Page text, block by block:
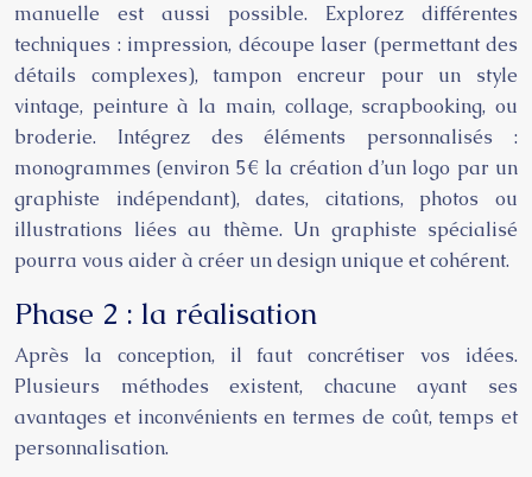
manuelle est aussi possible. Explorez différentes
techniques : impression, découpe laser (permettant des
détails complexes), tampon encreur pour un style
vintage, peinture à la main, collage, scrapbooking, ou
broderie. Intégrez des éléments personnalisés :
monogrammes (environ 5€ la création d’un logo par un
graphiste indépendant), dates, citations, photos ou
illustrations liées au thème. Un graphiste spécialisé
pourra vous aider à créer un design unique et cohérent.
Phase 2 : la réalisation
Après la conception, il faut concrétiser vos idées.
Plusieurs méthodes existent, chacune ayant ses
avantages et inconvénients en termes de coût, temps et
personnalisation.